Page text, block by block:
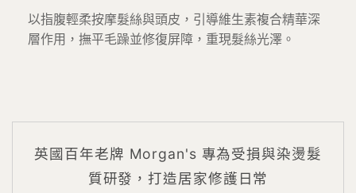
以指腹輕柔按摩髮絲與頭皮，引導維生素複合精華深
層作用，撫平毛躁並修復屏障，重現髮絲光澤。
英國百年老牌 Morgan's 專為受損與染燙髮
質研發，打造居家修護日常